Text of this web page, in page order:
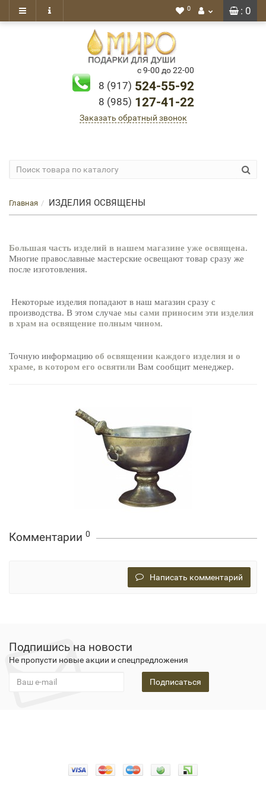
: 0
0
с 9-00 до 22-00
8 (917) 524-55-92
8 (985) 127-41-22
Заказать обратный звонок
Главная ИЗДЕЛИЯ ОСВЯЩЕНЫ
Большая часть изделий в нашем магазине уже освящена.
Многие православные мастерские освещают товар сразу же
после изготовления.
Некоторые изделия попадают в наш магазин сразу с
производства. В этом случае мы сами приносим эти изделия
в храм на освящение полным чином.
Точную информацию об освящении каждого изделия и о
храме, в котором его освятили Вам сообщит менеджер.
Комментарии 0
Написать комментарий
Подпишись на новости
Не пропусти новые акции и спецпредложения
Подписаться